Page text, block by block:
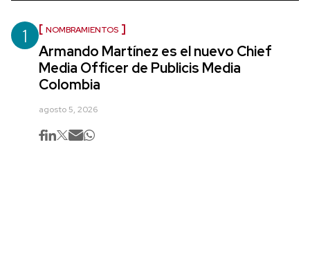
1 NOMBRAMIENTOS
Armando Martínez es el nuevo Chief
Media Officer de Publicis Media
Colombia
agosto 5, 2026